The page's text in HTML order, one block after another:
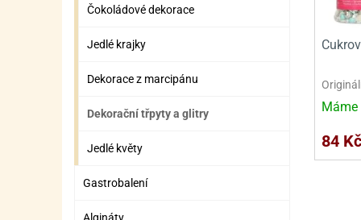
Čokoládové dekorace
Jedlé krajky
Dekorace z marcipánu
Dekorační třpyty a glitry
Jedlé květy
Gastrobalení
Máme
84 Kč